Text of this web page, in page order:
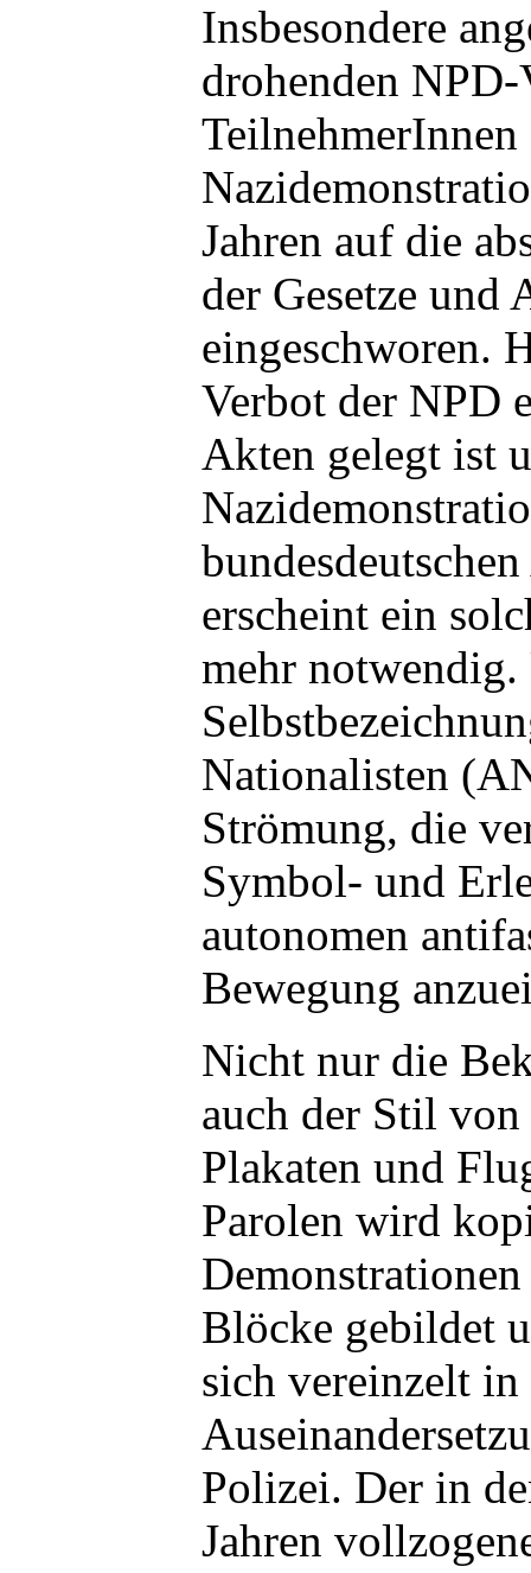
Insbesondere
drohenden
TeilnehmerInnen
Jahren auf die
der Gesetze und
eingeschworen.
Verbot der NPD
Akten gelegt ist
erscheint ein
mehr notwendig.
Nationalisten
Strömung, die
Symbol- und
autonomen
Bewegung
Nicht nur die
auch der Stil von
Plakaten und
Parolen wird
Blöcke gebildet
sich vereinzelt in
Polizei. Der in
Jahren